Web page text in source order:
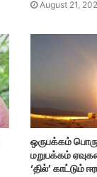
August 21,
ஒருபக்கம்
மறுபக்கம்
‘தில்’ காட்டும்